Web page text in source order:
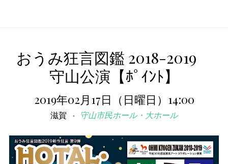
おうみ狂言図鑑 2018-2019
守山公演【ﾎﾟｲﾝﾄ】
2019年02月17日（日曜日）14:00
滋賀 守山市民ホール・大ホール